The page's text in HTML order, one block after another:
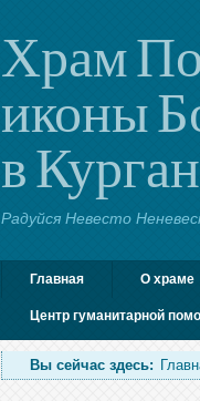
Храм
иконы
в
Радуйся Невесто
Главная О храме
Центр гуманитарной
Вы сейчас здесь: